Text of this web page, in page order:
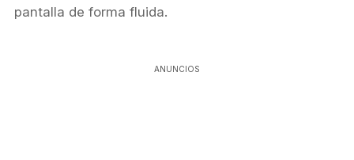
pantalla de forma fluida.
ANUNCIOS